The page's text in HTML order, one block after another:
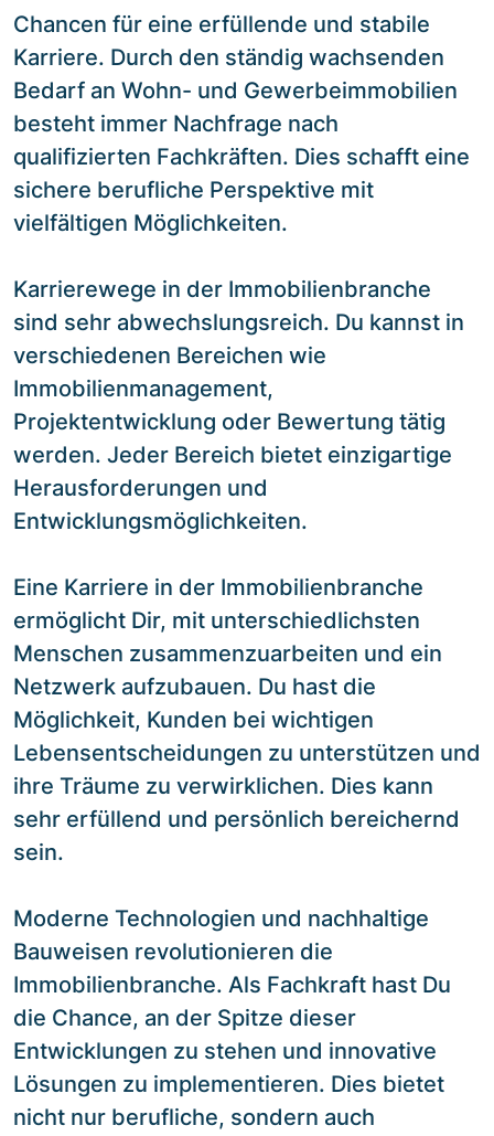
Chancen für eine erfüllende und stabile
Karriere. Durch den ständig wachsenden
Bedarf an Wohn- und Gewerbeimmobilien
besteht immer Nachfrage nach
qualifizierten Fachkräften. Dies schafft eine
sichere berufliche Perspektive mit
vielfältigen Möglichkeiten.
Karrierewege in der Immobilienbranche
sind sehr abwechslungsreich. Du kannst in
verschiedenen Bereichen wie
Immobilienmanagement,
Projektentwicklung oder Bewertung tätig
werden. Jeder Bereich bietet einzigartige
Herausforderungen und
Entwicklungsmöglichkeiten.
Eine Karriere in der Immobilienbranche
ermöglicht Dir, mit unterschiedlichsten
Menschen zusammenzuarbeiten und ein
Netzwerk aufzubauen. Du hast die
Möglichkeit, Kunden bei wichtigen
Lebensentscheidungen zu unterstützen und
ihre Träume zu verwirklichen. Dies kann
sehr erfüllend und persönlich bereichernd
sein.
Moderne Technologien und nachhaltige
Bauweisen revolutionieren die
Immobilienbranche. Als Fachkraft hast Du
die Chance, an der Spitze dieser
Entwicklungen zu stehen und innovative
Lösungen zu implementieren. Dies bietet
nicht nur berufliche, sondern auch